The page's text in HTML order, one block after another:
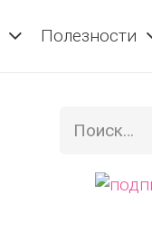
Полезности